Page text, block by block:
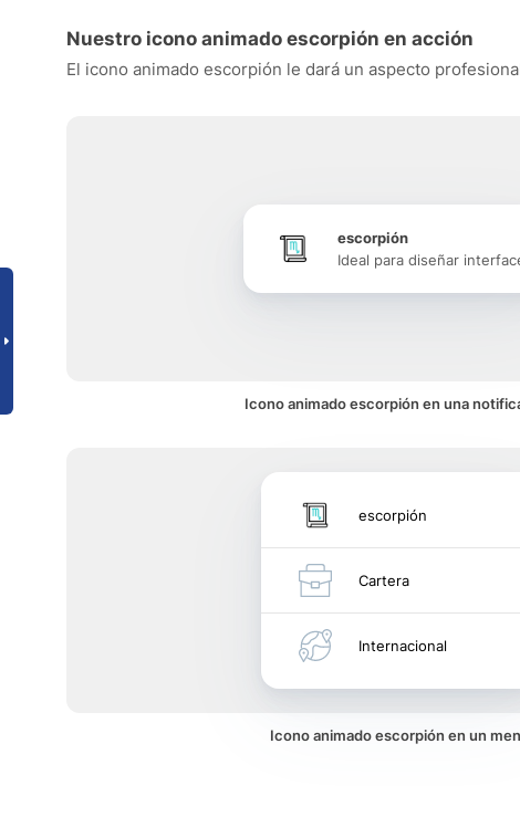
Nuestro icono animado escorpión en acción
El icono animado escorpión le dará un aspecto
escorpión
Ideal para diseñar
Icono animado escorpión en una
escorpión
Cartera
Internacional
Icono animado escorpión en un